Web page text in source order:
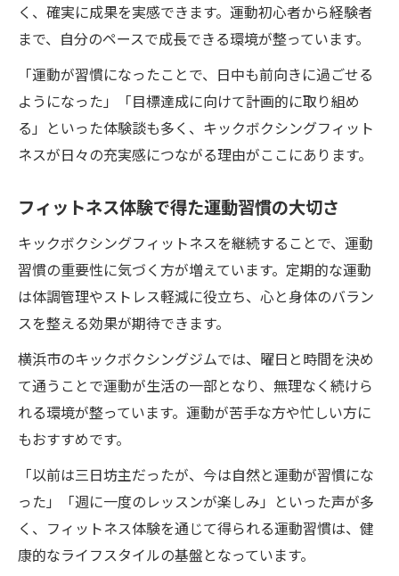
く、確実に成果を実感できます。運動初心者から経験者
まで、自分のペースで成長できる環境が整っています。
「運動が習慣になったことで、日中も前向きに過ごせる
ようになった」「目標達成に向けて計画的に取り組め
る」といった体験談も多く、キックボクシングフィット
ネスが日々の充実感につながる理由がここにあります。
フィットネス体験で得た運動習慣の大切さ
キックボクシングフィットネスを継続することで、運動
習慣の重要性に気づく方が増えています。定期的な運動
は体調管理やストレス軽減に役立ち、心と身体のバラン
スを整える効果が期待できます。
横浜市のキックボクシングジムでは、曜日と時間を決め
て通うことで運動が生活の一部となり、無理なく続けら
れる環境が整っています。運動が苦手な方や忙しい方に
もおすすめです。
「以前は三日坊主だったが、今は自然と運動が習慣にな
った」「週に一度のレッスンが楽しみ」といった声が多
く、フィットネス体験を通じて得られる運動習慣は、健
康的なライフスタイルの基盤となっています。